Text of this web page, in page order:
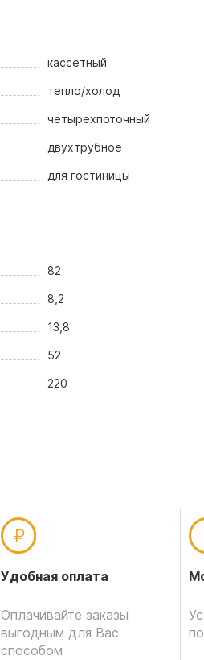
кассетный
тепло/холод
четырехпоточный
двухтрубное
для гостиницы
82
8,2
13,8
52
220
Удобная оплата
Оплачивайте заказы
выгодным для Вас
способом